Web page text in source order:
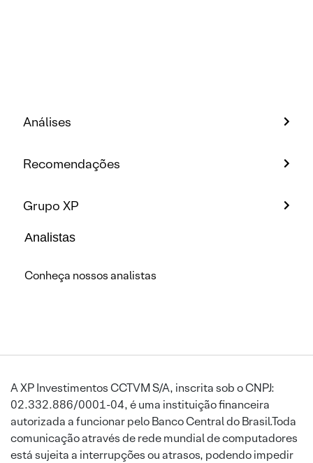
Análises
Recomendações
Grupo XP
Analistas
Conheça nossos analistas
A XP Investimentos CCTVM S/A, inscrita sob o CNPJ:
02.332.886/0001-04, é uma instituição financeira
autorizada a funcionar pelo Banco Central do Brasil.Toda
comunicação através de rede mundial de computadores
está sujeita a interrupções ou atrasos, podendo impedir